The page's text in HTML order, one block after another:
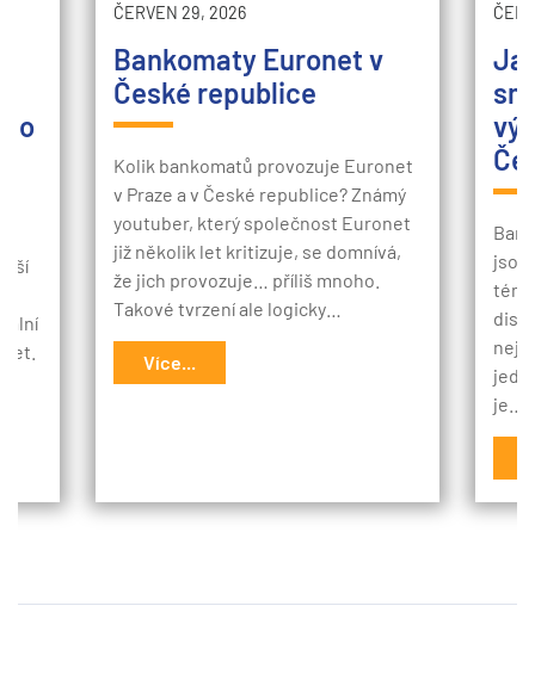
ČERVEN 29, 2026
Bankomaty Euronet v
České republice
Kolik bankomatů provozuje Euronet
v Praze a v České republice? Známý
youtuber, který společnost Euronet
již několik let kritizuje, se domnívá,
že jich provozuje… příliš mnoho.
Takové tvrzení ale logicky…
Více...
jsou
je…